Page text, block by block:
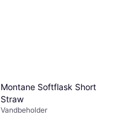
Montane Softflask Short
Straw
Vandbeholder